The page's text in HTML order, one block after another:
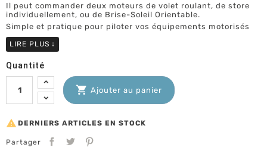
Il peut commander deux moteurs de volet roulant, de store
individuellement, ou de Brise-Soleil Orientable.
Simple et pratique pour piloter vos équipements motorisés
LIRE PLUS ↓
Quantité
 Ajouter au panier
 DERNIERS ARTICLES EN STOCK
Partager